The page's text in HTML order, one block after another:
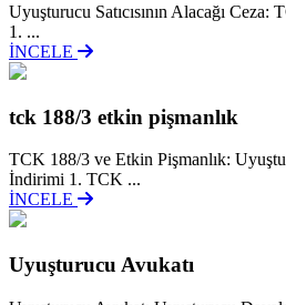
Uyuşturucu Satıcısının Alacağı Ceza:
1. ...
İNCELE
tck 188/3 etkin pişmanlık
TCK 188/3 ve Etkin Pişmanlık:
İndirimi 1. TCK ...
İNCELE
Uyuşturucu Avukatı